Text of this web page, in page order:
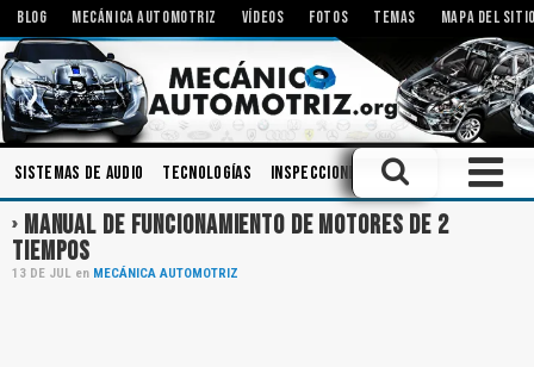
BLOG MECÁNICA AUTOMOTRIZ VÍDEOS FOTOS TEMAS MAPA DEL
Sistemas de Audio Tecnologías Inspecciones Amortiguadores
MANUAL DE FUNCIONAMIENTO DE MOTORES DE 2
TIEMPOS
13 DE JUL en MECÁNICA AUTOMOTRIZ